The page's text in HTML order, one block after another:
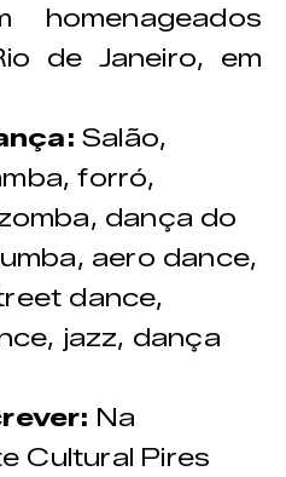
de Janeiro, em
Salão,
forró,
dança do
aero dance,
dance,
jazz, dança
Na
Cultural Pires